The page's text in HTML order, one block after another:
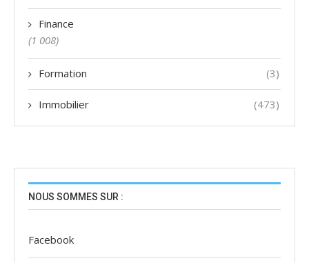
Finance
(1 008)
Formation (3)
Immobilier (473)
NOUS SOMMES SUR :
Facebook